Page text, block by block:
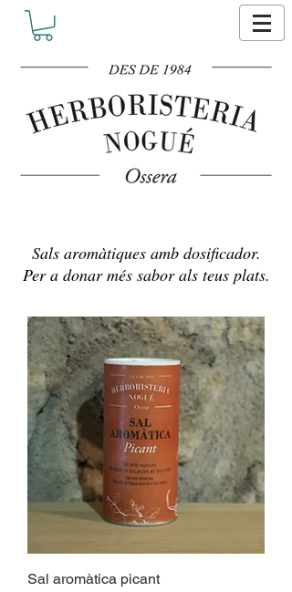
Sals aromàtiques amb dosificador.
Per a donar més sabor als teus plats.
Sal aromàtica picant